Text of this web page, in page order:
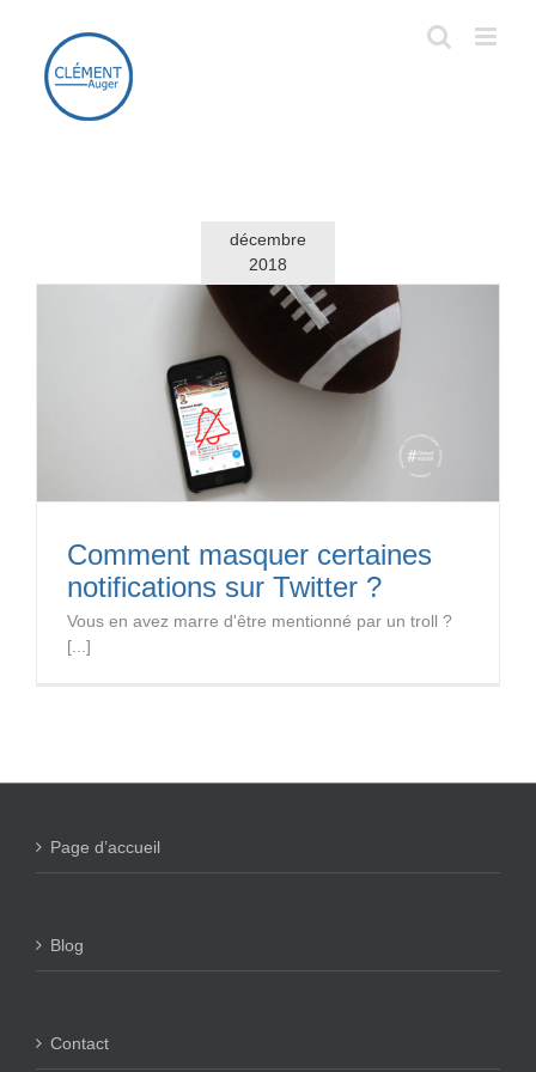
contenu
décembre
2018
Comment masquer certaines
notifications sur Twitter ?
Vous en avez marre d'être mentionné par un troll ?
[...]
Page d’accueil
Blog
Contact